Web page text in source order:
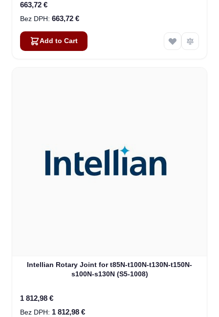
663,72 €
663,72 €
Add to Cart
Intellian Rotary Joint for t85N-t100N-t130N-t150N-
s100N-s130N (S5-1008)
1 812,98 €
1 812,98 €